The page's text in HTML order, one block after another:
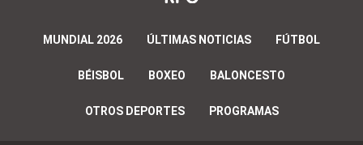
MUNDIAL 2026 ÚLTIMAS NOTICIAS FÚTBOL
BÉISBOL BOXEO BALONCESTO
OTROS DEPORTES PROGRAMAS